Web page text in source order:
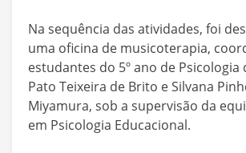
Na sequência das atividades, foi
uma oficina de musicoterapia,
estudantes do 5º ano de Psicologia
Pato Teixeira de Brito e Silvana
Miyamura, sob a supervisão da
em Psicologia Educacional.